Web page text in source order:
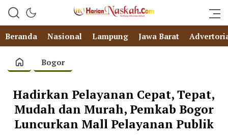
Beranda Nasional Lampung Jawa Barat
Bogor
Hadirkan Pelayanan Cepat, Tepat,
Mudah dan Murah, Pemkab Bogor
Luncurkan Mall Pelayanan Publik